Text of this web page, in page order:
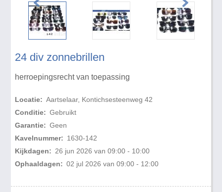
24 div zonnebrillen
herroepingsrecht van toepassing
Locatie: Aartselaar, Kontichsesteenweg 42
Conditie: Gebruikt
Garantie: Geen
Kavelnummer: 1630-142
Kijkdagen: 26 jun 2026 van 09:00 - 10:00
Ophaaldagen: 02 jul 2026 van 09:00 - 12:00